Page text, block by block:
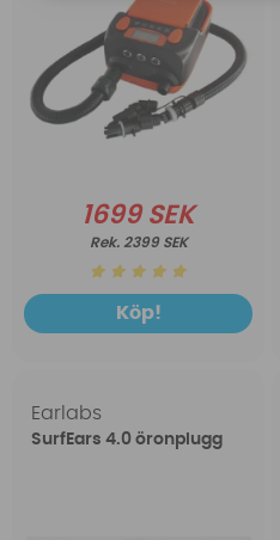
1699 SEK
2399 SEK
Köp!
Earlabs
SurfEars 4.0 öronplugg